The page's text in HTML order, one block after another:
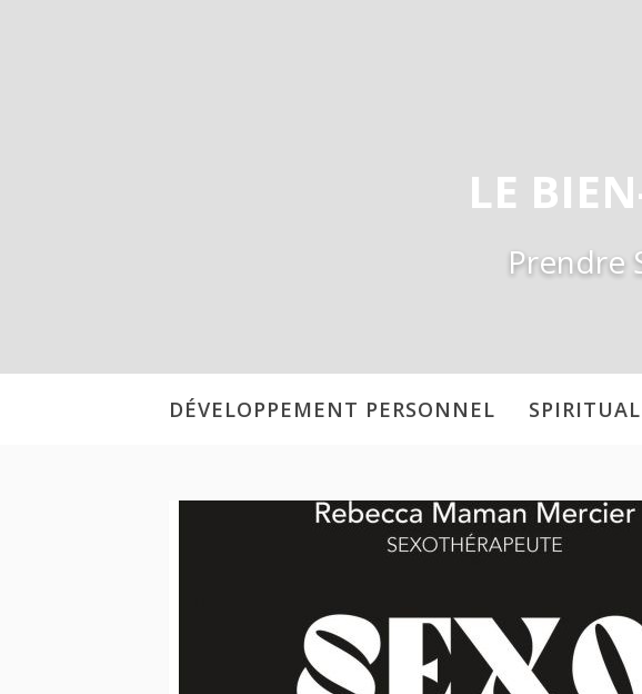
LE
Prendre
DÉVELOPPEMENT PERSONNEL